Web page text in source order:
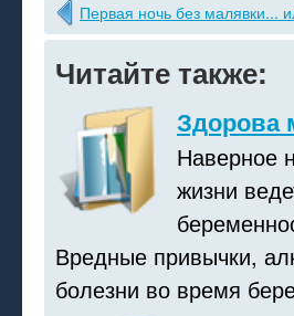
Первая ночь без малявки...
Читайте также:
Здорова
Наверное
жизни
Вредные привычки,
болезни во время